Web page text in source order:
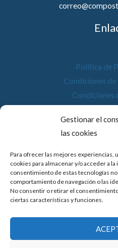
Gestionar el
las cookies
Para ofrecer las mejores experiencias,
cookies para almacenar y/o acceder a
consentimiento de estas tecnologías
comportamiento de navegación o las
No consentir o retirar el
ciertas características y funciones.
Política de
Condiciones
Condiciones
Política de
© 2026
Financiado por la Unión
Digital por los fondos